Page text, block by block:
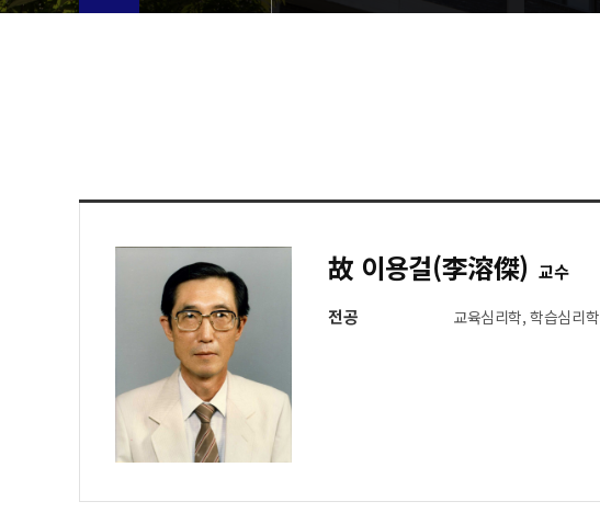
故 이용걸(李溶傑) 교수
전공
교육심리학, 학습심리학